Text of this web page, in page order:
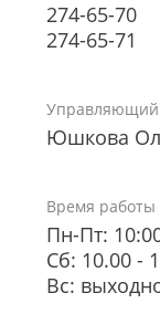
274-65-70
274-65-71
Управляющий
Юшкова
Время работы
Пн-Пт:
Сб: 10.00 -
Вс: